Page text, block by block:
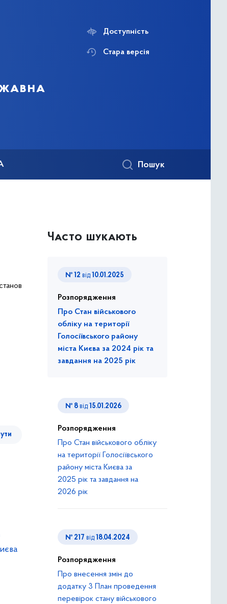
Доступність
Стара версія
Пошук
Часто шукають
№ 12 від 10.01.2025
Розпорядження
Про Стан військового
обліку на території
Голосіївського району
міста Києва за 2024 рік та
завдання на 2025 рік
№ 8 від 15.01.2026
Розпорядження
Про Стан військового обліку
на території Голосіївського
району міста Києва за
2025 рік та завдання на
2026 рік
№ 217 від 18.04.2024
Розпорядження
Про внесення змін до
додатку 3 План проведення
перевірок стану військового